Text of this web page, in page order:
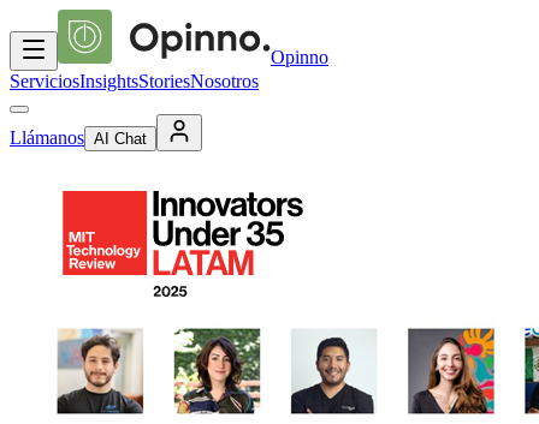
Opinno
ServiciosInsightsStoriesNosotros
Llámanos AI Chat